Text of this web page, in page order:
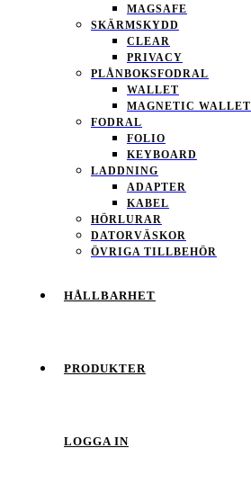
MAGSAFE
SKÄRMSKYDD
CLEAR
PRIVACY
PLÅNBOKSFODRAL
WALLET
MAGNETIC WALLET
FODRAL
FOLIO
KEYBOARD
LADDNING
ADAPTER
KABEL
HÖRLURAR
DATORVÄSKOR
ÖVRIGA TILLBEHÖR
HÅLLBARHET
PRODUKTER
LOGGA IN